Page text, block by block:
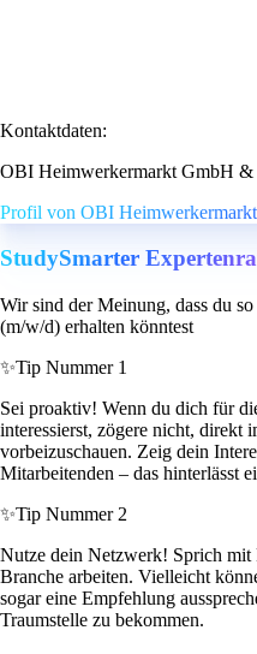
Kontaktdaten:
OBI Heimwerkermarkt GmbH
Profil von OBI
StudySmarter
Wir sind der Meinung, dass du
(m/w/d) erhalten könntest
✨Tip Nummer 1
Sei proaktiv! Wenn du dich für
interessierst, zögere nicht, direkt
vorbeizuschauen. Zeig dein
Mitarbeitenden – das hinterlässt
✨Tip Nummer 2
Nutze dein Netzwerk! Sprich mit
Branche arbeiten. Vielleicht
sogar eine Empfehlung
Traumstelle zu bekommen.